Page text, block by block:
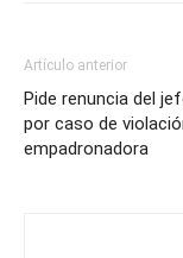
Artículo anterior
Pide renuncia del
por caso de
empadronadora